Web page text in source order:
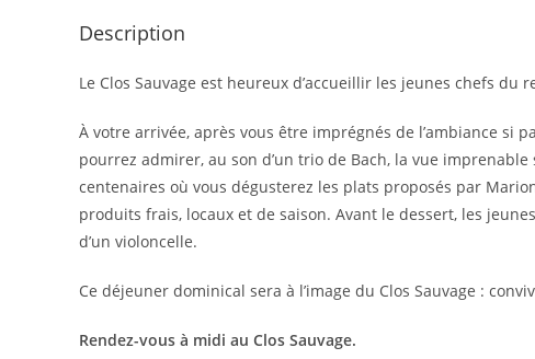
Description
Le Clos Sauvage est heureux d’accueillir les jeunes chefs du
À votre arrivée, après vous être imprégnés de l’ambiance si
pourrez admirer, au son d’un trio de Bach, la vue
centenaires où vous dégusterez les plats proposés par
produits frais, locaux et de saison. Avant le dessert, les
d’un violoncelle.
Ce déjeuner dominical sera à l’image du Clos Sauvage :
Rendez-vous à midi au Clos Sauvage.